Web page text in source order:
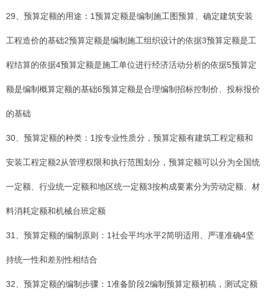
29、预算定额的用途：1预算定额是编制施工图预算、确定建筑安装
工程造价的基础2预算定额是编制施工组织设计的依据3预算定额是工
程结算的依据4预算定额是施工单位进行经济活动分析的依据5预算定
额是编制概算定额的基础6预算定额是合理编制招标控制价、投标报价
的基础
30、预算定额的种类：1按专业性质分，预算定额有建筑工程定额和
安装工程定额2从管理权限和执行范围划分，预算定额可以分为全国统
一定额、行业统一定额和地区统一定额3按构成要素分为劳动定额、材
料消耗定额和机械台班定额
31、预算定额的编制原则：1社会平均水平2简明适用、严谨准确4坚
持统一性和差别性相结合
32、预算定额的编制步骤：1准备阶段2编制预算定额初稿，测试定额